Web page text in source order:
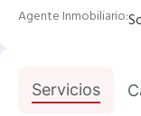
Agente Inmobiliario:
Servicios